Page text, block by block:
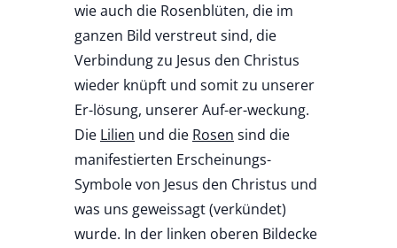
wie auch die Rosenblüten, die im
ganzen Bild verstreut sind, die
Verbindung zu Jesus den Christus
wieder knüpft und somit zu unserer
Er-lösung, unserer Auf-er-weckung.
Die Lilien und die Rosen sind die
manifestierten Erscheinungs-
Symbole von Jesus den Christus und
was uns geweissagt (verkündet)
wurde. In der linken oberen Bildecke